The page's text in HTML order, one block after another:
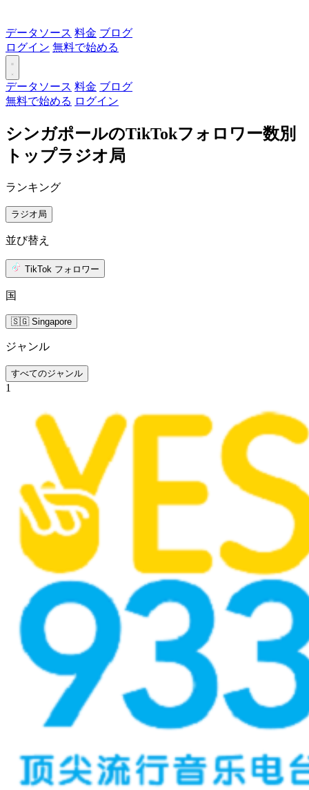
データソース 料金 ブログ
ログイン 無料で始める
データソース 料金 ブログ
無料で始める ログイン
シンガポールのTikTokフォロワー数別
トップラジオ局
ランキング
ラジオ局
並び替え
TikTok フォロワー
国
🇸🇬 Singapore
ジャンル
すべてのジャンル
1